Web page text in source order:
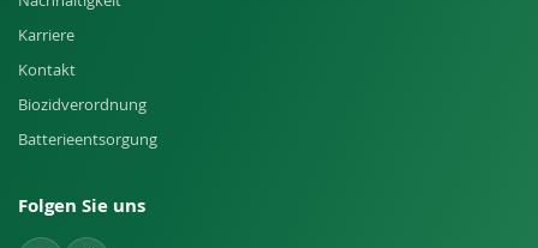
Karriere
Kontakt
Biozidverordnung
Batterieentsorgung
Folgen Sie uns